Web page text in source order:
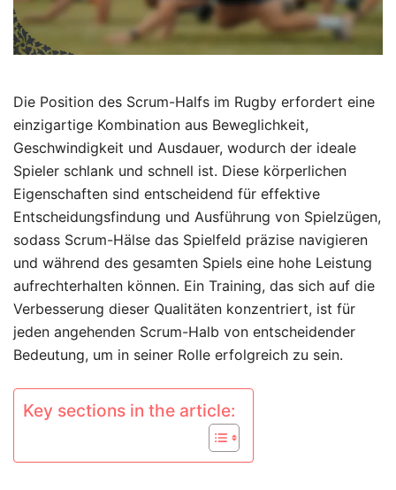
Die Position des Scrum-Halfs im Rugby erfordert eine
einzigartige Kombination aus Beweglichkeit,
Geschwindigkeit und Ausdauer, wodurch der ideale
Spieler schlank und schnell ist. Diese körperlichen
Eigenschaften sind entscheidend für effektive
Entscheidungsfindung und Ausführung von Spielzügen,
sodass Scrum-Hälse das Spielfeld präzise navigieren
und während des gesamten Spiels eine hohe Leistung
aufrechterhalten können. Ein Training, das sich auf die
Verbesserung dieser Qualitäten konzentriert, ist für
jeden angehenden Scrum-Halb von entscheidender
Bedeutung, um in seiner Rolle erfolgreich zu sein.
Key sections in the article: